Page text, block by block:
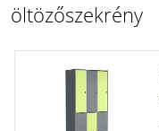
öltözőszekrény